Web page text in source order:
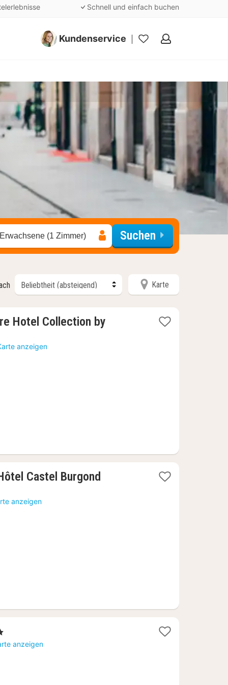
Schnell und einfach buchen
Kundenservice
Meine
(1 Zimmer) Suchen
Karte
Hotel Collection by
anzeigen
Castel Burgond
anzeigen
anzeigen